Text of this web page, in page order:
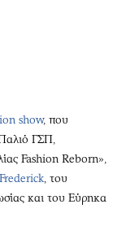
show, που
ΓΣΠ,
Fashion Reborn»,
, του
και του Εύρηκα